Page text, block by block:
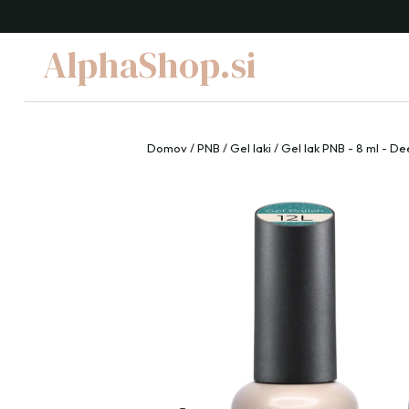
AlphaShop.si
Domov/PNB /Gel laki / Gel lak PNB - 8 ml -